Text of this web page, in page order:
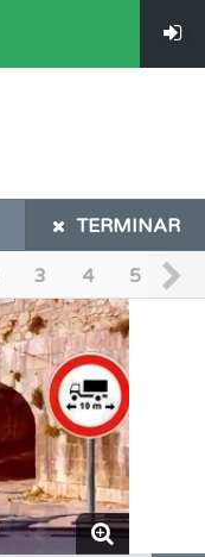
TERMINAR
3 4 5 6